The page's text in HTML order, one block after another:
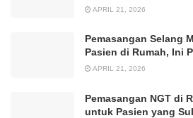
APRIL 21, 2026
Pemasangan Selang
Pasien di Rumah, Ini
APRIL 21, 2026
Pemasangan NGT di
untuk Pasien yang